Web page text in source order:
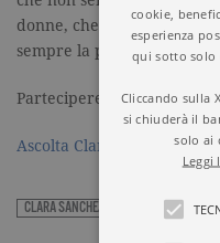
donne, che resta ancora
sempre la pena di lottare.
Parteciperete? Buona
Ascolta Clara Sánchez
CLARA SÁNCHEZ GARZANTI
cookie,
esperienza
qui sotto solo
Cliccando sulla
si chiuderà il
solo ai
Leggi